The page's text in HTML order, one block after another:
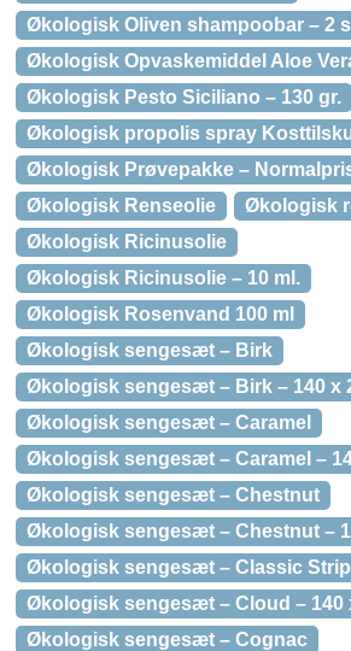
Økologisk Oliven shampoobar – 2
Økologisk Opvaskemiddel Aloe
Økologisk Pesto Siciliano – 130 gr.
Økologisk propolis spray
Økologisk Prøvepakke –
Økologisk Renseolie
Økologisk
Økologisk Ricinusolie
Økologisk Ricinusolie – 10 ml.
Økologisk Rosenvand 100 ml
Økologisk sengesæt – Birk
Økologisk sengesæt – Birk – 140 x
Økologisk sengesæt – Caramel
Økologisk sengesæt – Caramel –
Økologisk sengesæt – Chestnut
Økologisk sengesæt – Chestnut –
Økologisk sengesæt – Classic
Økologisk sengesæt – Cloud – 140
Økologisk sengesæt – Cognac